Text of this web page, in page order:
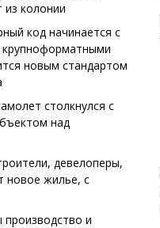
из колонии
код начинается с
новым стандартом
столкнулся с
над
девелоперы,
новое жилье, с
и